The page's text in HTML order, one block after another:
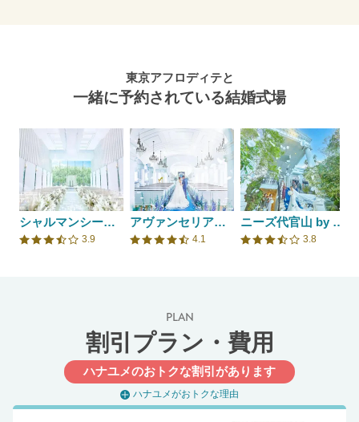
東京アフロディテと
一緒に予約されている結婚式場
シャルマンシーナTOKYO
口コミ評価
3.9
アヴァンセリアン 東京 AVANCER LIEN TOKYO
口コミ評価
4.1
ニーズ代官山 by T&G WEDDING(旧 アーカンジェル代官山)
口コミ評価
3.8
PLAN
割引プラン・費用
ハナユメのおトクな割引があります
ハナユメがおトクな理由